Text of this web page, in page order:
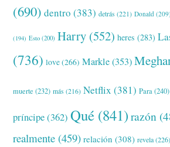
(690) dentro (383) detrás (221) Donald
(194) Esto (200) Harry (552) heres (283)
(736) love(266) Markle(353)
muerte (232) más (216) Netflix (381) Para(240)
príncipe(362) Qué (841) razón
realmente (459) relación (308) revela(226)